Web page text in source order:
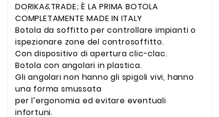
DORIKA&TRADE; È LA PRIMA BOTOLA
COMPLETAMENTE MADE IN ITALY
Botola da soffitto per controllare impianti o
ispezionare zone del controsoffitto.
Con dispositivo di apertura clic-clac.
Botola con angolari in plastica.
Gli angolari non hanno gli spigoli vivi, hanno
una forma smussata
per l’ergonomia ed evitare eventuali
infortuni.